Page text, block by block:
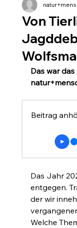
Von
Das war
Beitrag
Das Jahr
entgegen.
der wir
Welche